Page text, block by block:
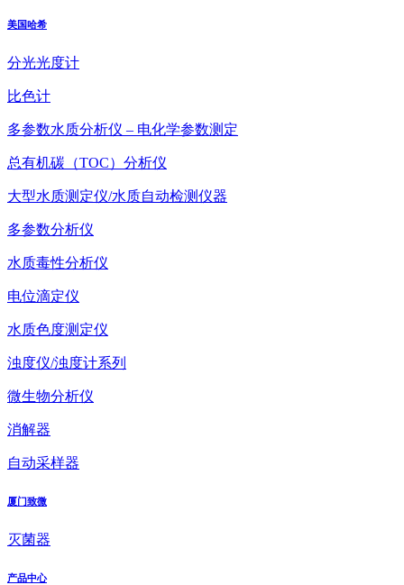
美国哈希
分光光度计
比色计
多参数水质分析仪 – 电化学参数测定
总有机碳（TOC）分析仪
大型水质测定仪/水质自动检测仪器
多参数分析仪
水质毒性分析仪
电位滴定仪
水质色度测定仪
浊度仪/浊度计系列
微生物分析仪
消解器
自动采样器
厦门致微
灭菌器
产品中心